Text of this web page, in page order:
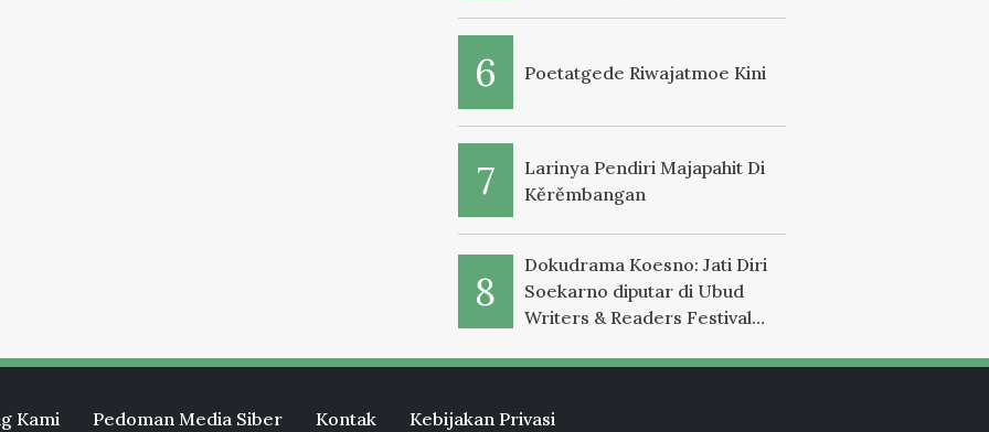
Poetatgede Riwajatmoe Kini
Larinya Pendiri Majapahit Di
Kěrěmbangan
Dokudrama Koesno: Jati Diri
Soekarno diputar di Ubud
Writers & Readers Festival
Kami Pedoman Media Siber Kontak Kebijakan Privasi